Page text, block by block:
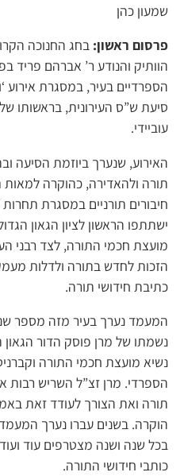
שמעון כהן
פרסום ראשון: בחג החנוכה
הוותיק והנודע ר’ אברהם פריד
הספרדיים בעיר, במסגרת אירוע
סיעת ש”ס העירונית, בראשותו
עוביידי.
האירוע, שנערך ביוזמת הסיעה
תורה ולהאדירה, כהוקרה למאות
חיבורים תורניים במסגרת
ישתתפו הראשון לציון הגאון
מועצת חכמי התורה, לצד רבני
הזכות לחדש בתורה ולדלות
כתיבת חידושי תורה.
המעמד נערך בעיר מזה מספר
נשמתו של מרן פוסק הדור הגאון
נשיא מועצת חכמי התורה
הספרדי. מרן זצ”ל השריש רבות
תורה ואת הצורך לעודד זאת
הוקרה. בשנים עברו נערך
בכל שנה ושנה מצטרפים עוד ועוד
כותבי חידושי התורה.